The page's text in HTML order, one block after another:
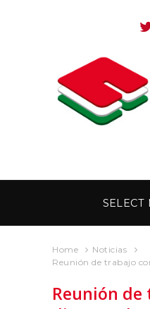
SELECT
Home
Noticias
Reunión de trabajo
Reunión de